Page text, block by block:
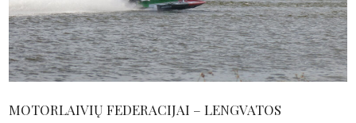
MOTORLAIVIŲ FEDERACIJAI – LENGVATOS